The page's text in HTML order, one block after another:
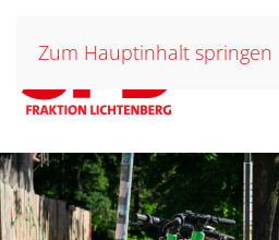
Zum Hauptinhalt springen